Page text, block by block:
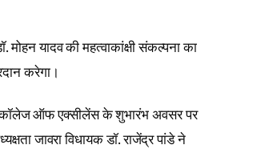
यादव की महत्वाकांक्षी संकल्पना का
करेगा।
कॉलेज ऑफ एक्सीलेंस के शुभारंभ अवसर पर
जावरा विधायक डॉ. राजेंद्र पांडे ने